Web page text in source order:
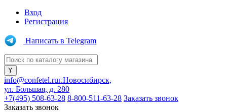
Вход
Регистрация
Написать в Telegram
info@confetel.ruг.Новосибирск,
ул. Большая, д. 280
+7(495) 508-63-28 8-800-511-63-28 Заказать звонок
Заказать звонок